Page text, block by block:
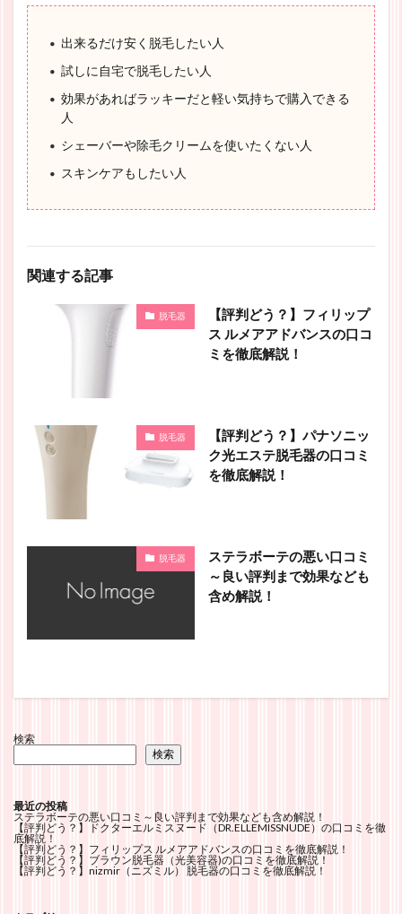
出来るだけ安く脱毛したい人
試しに自宅で脱毛したい人
効果があればラッキーだと軽い気持ちで購入できる
人
シェーバーや除毛クリームを使いたくない人
スキンケアもしたい人
関連する記事
脱毛器
【評判どう？】フィリップ
ス ルメアアドバンスの口コ
ミを徹底解説！
脱毛器
【評判どう？】パナソニッ
ク光エステ脱毛器の口コミ
を徹底解説！
脱毛器
ステラボーテの悪い口コミ
～良い評判まで効果なども
含め解説！
検索
検索
最近の投稿
ステラボーテの悪い口コミ～良い評判まで効果なども含め解説！
【評判どう？】ドクターエルミスヌード（DR.ELLEMISSNUDE）の口コミを徹
底解説！
【評判どう？】フィリップス ルメアアドバンスの口コミを徹底解説！
【評判どう？】ブラウン脱毛器（光美容器)の口コミを徹底解説！
【評判どう？】nizmir（ニズミル） 脱毛器の口コミを徹底解説！